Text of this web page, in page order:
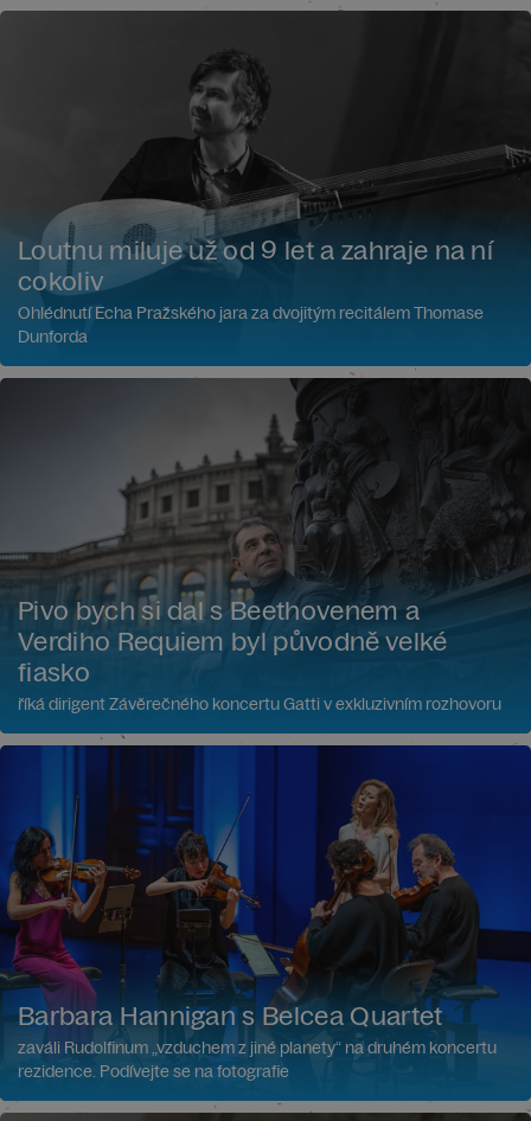
Loutnu miluje už od 9 let a zahraje na ní
cokoliv
Ohlédnutí Echa Pražského jara za dvojitým recitálem Thomase
Dunforda
Pivo bych si dal s Beethovenem a
Verdiho Requiem byl původně velké
fiasko
říká dirigent Závěrečného koncertu Gatti v exkluzivním rozhovoru
Barbara Hannigan s Belcea Quartet
zaváli Rudolfinum „vzduchem z jiné planety“ na druhém koncertu
rezidence. Podívejte se na fotografie